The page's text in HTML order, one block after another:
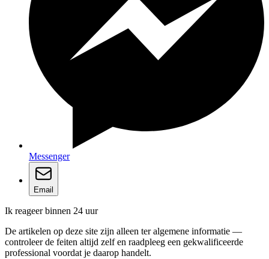
Messenger
Email
Ik reageer binnen 24 uur
De artikelen op deze site zijn alleen ter algemene informatie —
controleer de feiten altijd zelf en raadpleeg een gekwalificeerde
professional voordat je daarop handelt.